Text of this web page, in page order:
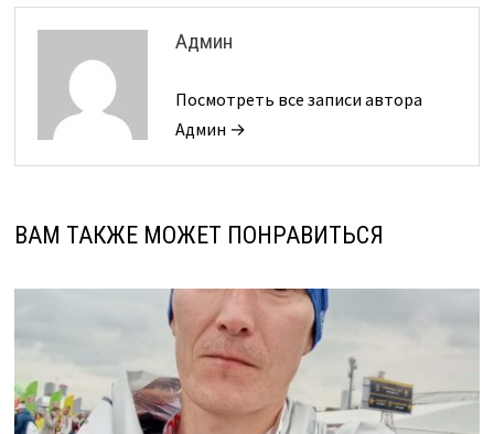
Админ
Посмотреть все записи автора
Админ →
ВАМ ТАКЖЕ МОЖЕТ ПОНРАВИТЬСЯ